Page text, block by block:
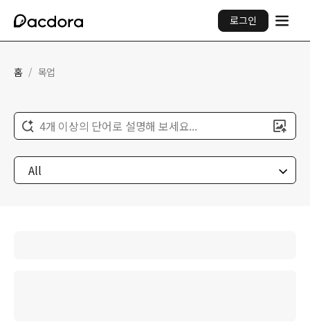
로그인
홈 / 목업
4개 이상의 단어로 설명해 보세요...
All